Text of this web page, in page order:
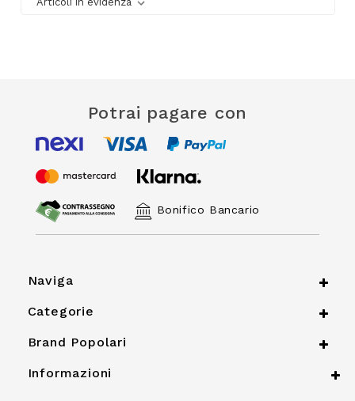
Potrai pagare con
Bonifico Bancario
Naviga
Categorie
Brand Popolari
Informazioni